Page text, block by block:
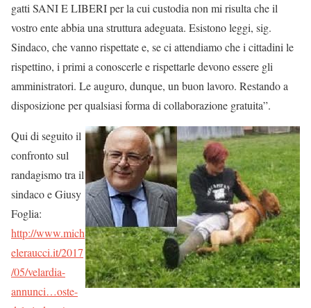
gatti SANI E LIBERI per la cui custodia non mi risulta che il
vostro ente abbia una struttura adeguata. Esistono leggi, sig.
Sindaco, che vanno rispettate e, se ci attendiamo che i cittadini le
rispettino, i primi a conoscerle e rispettarle devono essere gli
amministratori. Le auguro, dunque, un buon lavoro. Restando a
disposizione per qualsiasi forma di collaborazione gratuita”.
Qui di seguito il
confronto sul
randagismo tra il
sindaco e Giusy
Foglia:
http://www.mich
eleraucci.it/2017
/05/velardia-
annunci…oste-